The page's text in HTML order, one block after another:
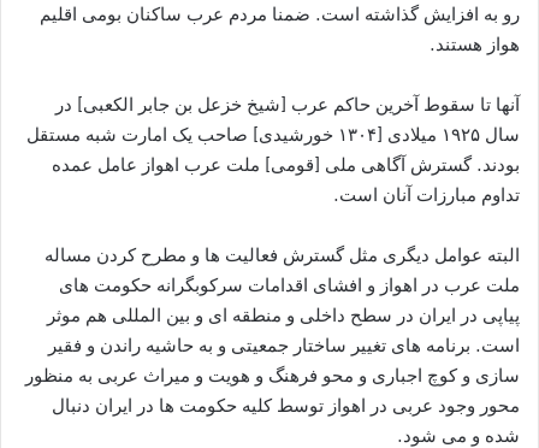
رو به افزایش گذاشته است. ضمنا مردم عرب ساکنان بومی اقلیم
هواز هستند.
آنها تا سقوط آخرین حاکم عرب [شیخ خزعل بن جابر الکعبی] در
سال ۱۹۲۵ میلادی [۱۳۰۴ خورشیدی] صاحب یک امارت شبه مستقل
بودند. گسترش آگاهی ملی [قومی] ملت عرب اهواز عامل عمده
تداوم مبارزات آنان است.
البته عوامل دیگری مثل گسترش فعالیت ها و مطرح کردن مساله
ملت عرب در اهواز و افشای اقدامات سرکوبگرانه حکومت های
پیاپی در ایران در سطح داخلی و منطقه ای و بین المللی هم موثر
است. برنامه های تغییر ساختار جمعیتی و به حاشیه راندن و فقیر
سازی و کوچ اجباری و محو فرهنگ و هویت و میراث عربی به منظور
محور وجود عربی در اهواز توسط کلیه حکومت ها در ایران دنبال
شده و می شود.